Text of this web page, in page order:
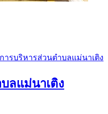
ลแม่นาเติง